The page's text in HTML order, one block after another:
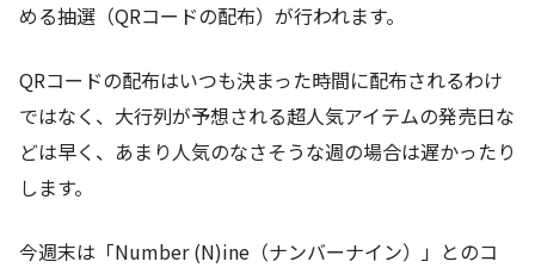
める抽選（QRコードの配布）が行われます。
QRコードの配布はいつも決まった時間に配布されるわけ
ではなく、大行列が予想される超人気アイテムの発売日な
どは早く、あまり人気のなさそうな週の場合は遅かったり
します。
今週末は「Number (N)ine（ナンバーナイン）」とのコ